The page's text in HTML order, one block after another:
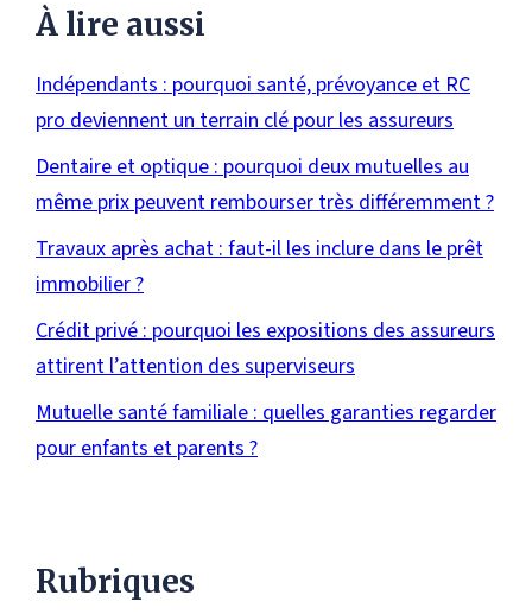
À lire aussi
Indépendants : pourquoi santé, prévoyance et RC
pro deviennent un terrain clé pour les assureurs
Dentaire et optique : pourquoi deux mutuelles au
même prix peuvent rembourser très différemment ?
Travaux après achat : faut-il les inclure dans le prêt
immobilier ?
Crédit privé : pourquoi les expositions des assureurs
attirent l’attention des superviseurs
Mutuelle santé familiale : quelles garanties regarder
pour enfants et parents ?
Rubriques